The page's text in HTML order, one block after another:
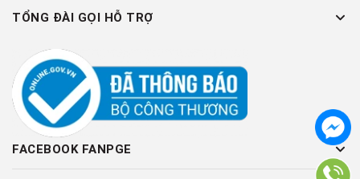
TỔNG ĐÀI GỌI HỖ TRỢ
FACEBOOK FANPGE